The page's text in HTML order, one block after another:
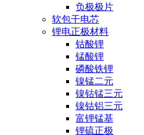
负极极片
软包干电芯
锂电正极材料
钴酸锂
锰酸锂
磷酸铁锂
镍锰二元
镍钴锰三元
镍钴铝三元
富锂锰基
锂硫正极